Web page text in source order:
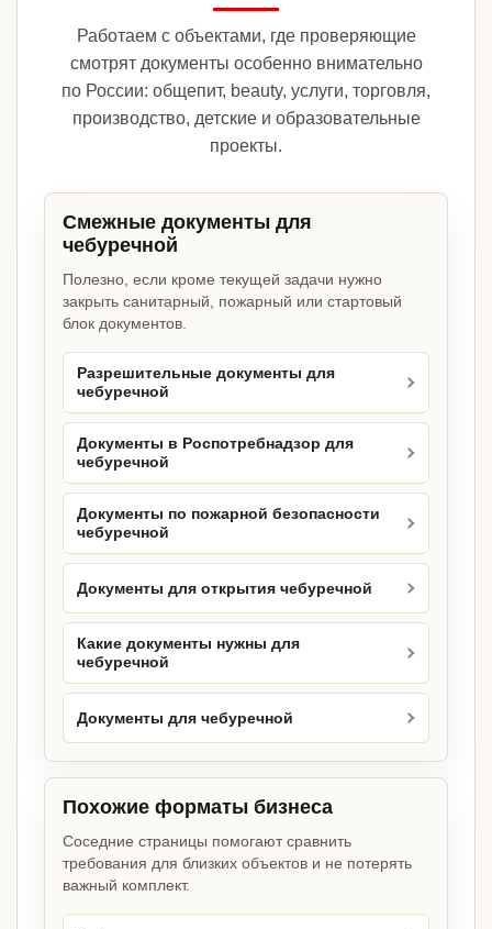
Работаем с объектами, где проверяющие
смотрят документы особенно внимательно
по России: общепит, beauty, услуги, торговля,
производство, детские и образовательные
проекты.
Смежные документы для
чебуречной
Полезно, если кроме текущей задачи нужно
закрыть санитарный, пожарный или стартовый
блок документов.
Разрешительные документы для
чебуречной
Документы в Роспотребнадзор для
чебуречной
Документы по пожарной безопасности
чебуречной
Документы для открытия чебуречной
Какие документы нужны для
чебуречной
Документы для чебуречной
Похожие форматы бизнеса
Соседние страницы помогают сравнить
требования для близких объектов и не потерять
важный комплект.